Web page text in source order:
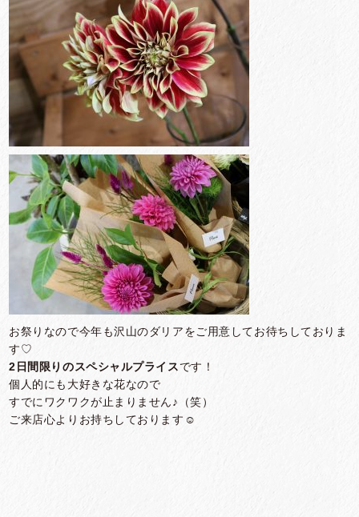
お祭りなので今年も沢山のダリアをご用意してお待ちしておりま
す♡
2日間限りのスペシャルプライスです！
個人的にも大好きな花なので
すでにワクワクが止まりません♪（笑）
ご来店心よりお持ちしております☺︎